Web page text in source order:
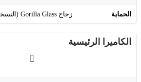
الحماية زجاج Gorilla Glass (النسخة غير محددة)
الكاميرا الرئيسية